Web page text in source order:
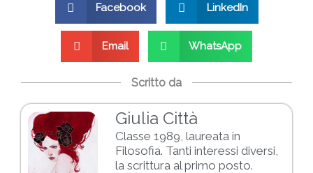
Facebook LinkedIn
Email WhatsApp
Scritto da
Giulia Città
Classe 1989, laureata in
Filosofia. Tanti interessi diversi,
la scrittura al primo posto.